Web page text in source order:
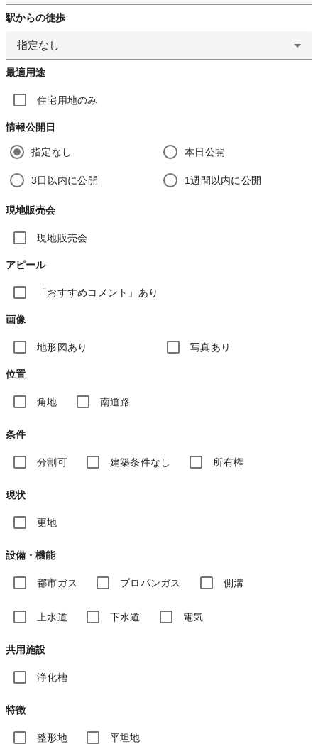
駅からの徒歩
指定なし
最適用途
住宅用地のみ
情報公開日
指定なし 本日公開
3日以内に公開 1週間以内に公開
現地販売会
現地販売会
アピール
「おすすめコメント」あり
画像
地形図あり 写真あり
位置
角地 南道路
条件
分割可 建築条件なし 所有権
現状
更地
設備・機能
都市ガス プロパンガス 側溝
上水道 下水道 電気
共用施設
浄化槽
特徴
整形地 平坦地